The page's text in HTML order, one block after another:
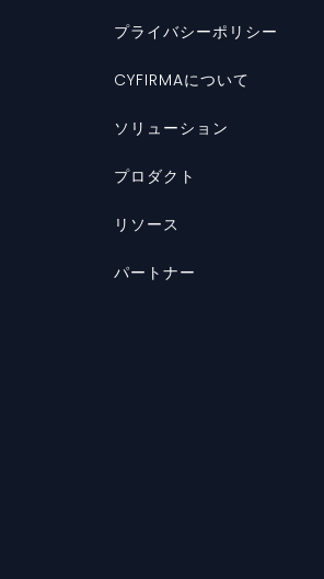
プライバシーポリシー
CYFIRMAについて
ソリューション
プロダクト
リソース
パートナー